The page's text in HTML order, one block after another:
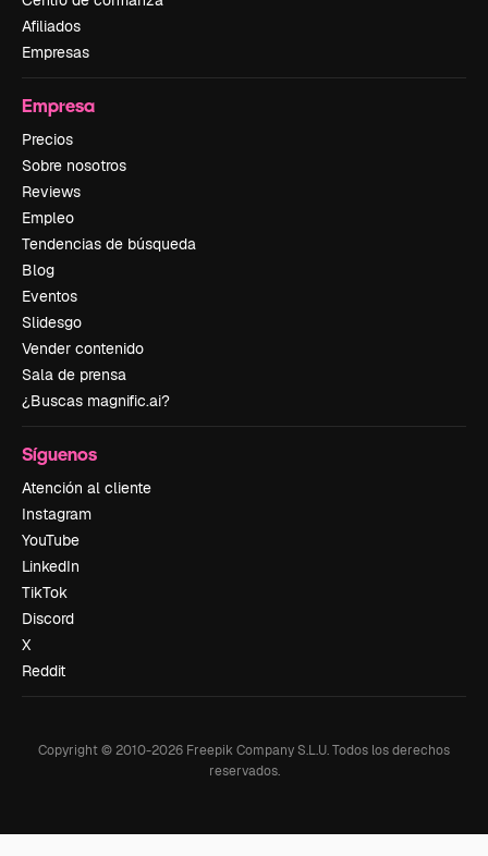
Afiliados
Empresas
Empresa
Precios
Sobre nosotros
Reviews
Empleo
Tendencias de búsqueda
Blog
Eventos
Slidesgo
Vender contenido
Sala de prensa
¿Buscas magnific.ai?
Síguenos
Atención al cliente
Instagram
YouTube
LinkedIn
TikTok
Discord
X
Reddit
Copyright © 2010-2026 Freepik Company S.L.U.Todos los derechos
reservados.